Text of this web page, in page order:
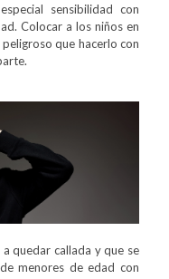
sensibilidad con
Colocar a los niños en
que hacerlo con
quedar callada y que se
menores de edad con